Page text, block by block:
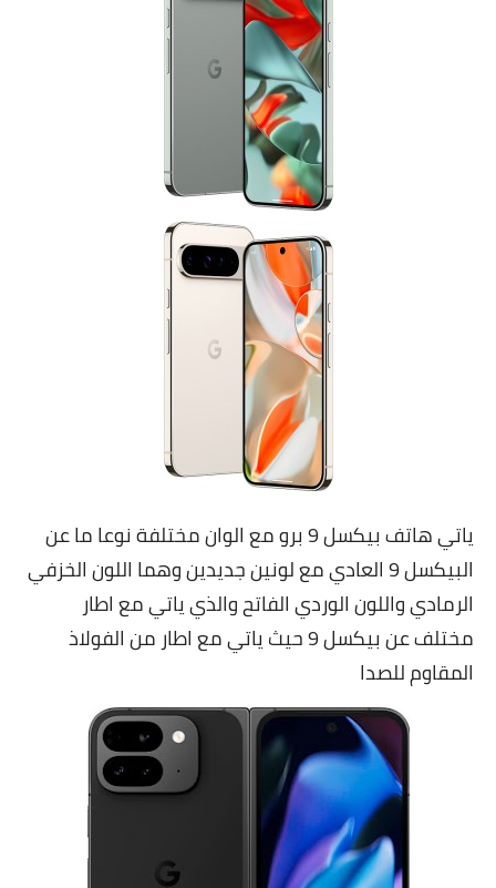
ياتي هاتف بيكسل 9 برو مع الوان مختلفة نوعا ما عن
البيكسل 9 العادي مع لونين جديدين وهما اللون الخزفي
الرمادي واللون الوردي الفاتح والذي ياتي مع اطار
مختلف عن بيكسل 9 حيث ياتي مع اطار من الفولاذ
المقاوم للصدا